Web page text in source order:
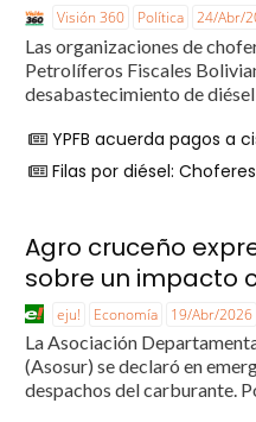
Visión 360 Política 24/Abr/
Las organizaciones de
Petrolíferos Fiscales
desabastecimiento de diésel
YPFB acuerda pagos a
Filas por diésel:
Agro cruceño
sobre un impacto
eju! Economía 19/Abr/2026
La Asociación
(Asosur) se declaró en
despachos del carburante.